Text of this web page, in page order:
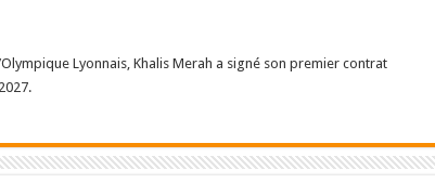
Lyonnais, Khalis Merah a signé son premier contrat